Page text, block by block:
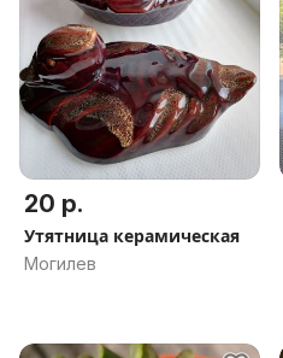
20 р.
Утятница керамическая
Могилев